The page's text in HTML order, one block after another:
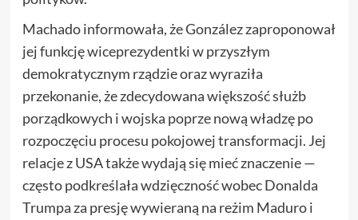
Machado informowała, że González zaproponował
jej funkcję wiceprezydentki w przyszłym
demokratycznym rządzie oraz wyraziła
przekonanie, że zdecydowana większość służb
porządkowych i wojska poprze nową władzę po
rozpoczęciu procesu pokojowej transformacji. Jej
relacje z USA także wydają się mieć znaczenie —
często podkreślała wdzięczność wobec Donalda
Trumpa za presję wywieraną na reżim Maduro i